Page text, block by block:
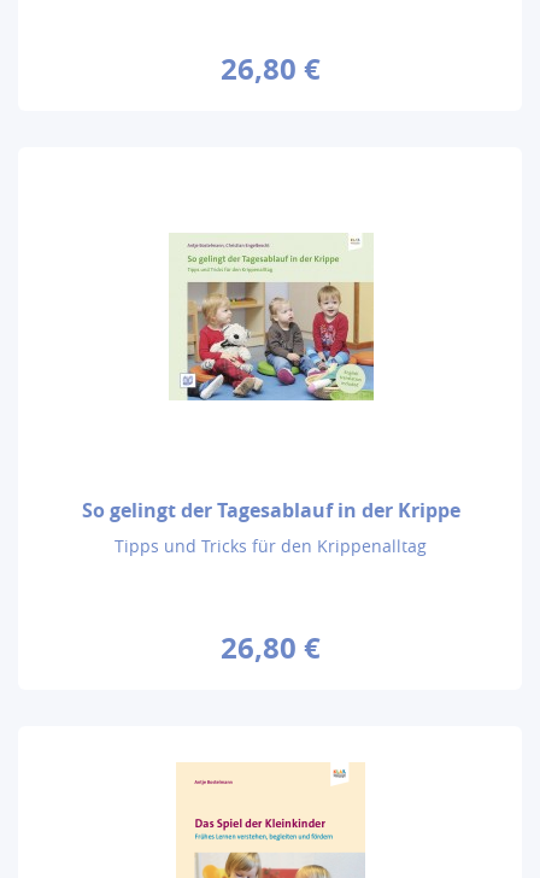
26,80 €
So gelingt der Tagesablauf in der Krippe
Tipps und Tricks für den Krippenalltag
26,80 €